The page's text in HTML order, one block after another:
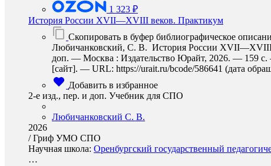
1 323 ₽
История России XVII—XVIII веков. Практикум
Скопировать в буфер библиографическое
Любичанковский, С. В. История России XVII—XVIII
доп. — Москва : Издательство Юрайт, 2026. — 159
[сайт]. — URL: https://urait.ru/bcode/586641 (дата
Добавить в избранное
2-е изд., пер. и доп. Учебник для СПО
Любичанковский С. В.
2026
/Гриф УМО СПО
Научная школа: Оренбургский государственный
…